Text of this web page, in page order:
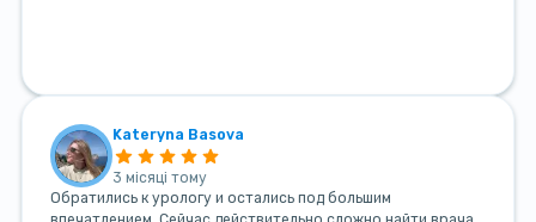
Kateryna Basova
3 місяці тому
Обратились к урологу и остались под большим